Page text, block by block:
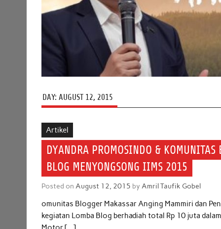
DAY: AUGUST 12, 2015
Artikel
DYANDRA PROMOSINDO &
BLOG MENYONGSONG IIMS 2015
Posted on August 12, 2015 by Amril Taufik Gobel
omunitas Blogger Makassar Anging Mammiri dan
kegiatan Lomba Blog berhadiah total Rp 10 juta